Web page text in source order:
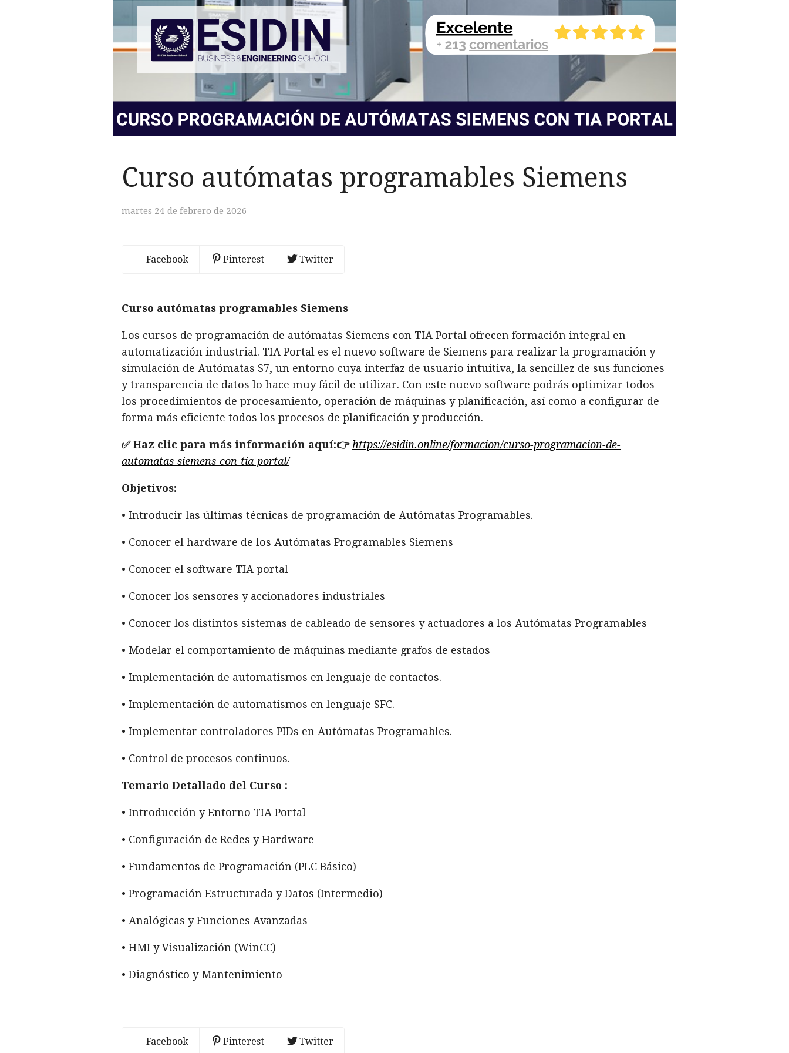
Curso autómatas programables Siemens
martes 24 de febrero de 2026
Facebook Pinterest Twitter
Curso autómatas programables Siemens
Los cursos de programación de autómatas Siemens con TIA Portal ofrecen formación integral en
automatización industrial. TIA Portal es el nuevo software de Siemens para realizar la programación y
simulación de Autómatas S7, un entorno cuya interfaz de usuario intuitiva, la sencillez de sus funciones
y transparencia de datos lo hace muy fácil de utilizar. Con este nuevo software podrás optimizar todos
los procedimientos de procesamiento, operación de máquinas y planificación, así como a configurar de
forma más eficiente todos los procesos de planificación y producción.
✅ Haz clic para más información aquí:👉 https://esidin.online/formacion/curso-programacion-de-
automatas-siemens-con-tia-portal/
Objetivos:
• Introducir las últimas técnicas de programación de Autómatas Programables.
• Conocer el hardware de los Autómatas Programables Siemens
• Conocer el software TIA portal
• Conocer los sensores y accionadores industriales
• Conocer los distintos sistemas de cableado de sensores y actuadores a los Autómatas Programables
• Modelar el comportamiento de máquinas mediante grafos de estados
• Implementación de automatismos en lenguaje de contactos.
• Implementación de automatismos en lenguaje SFC.
• Implementar controladores PIDs en Autómatas Programables.
• Control de procesos continuos.
Temario Detallado del Curso :
• Introducción y Entorno TIA Portal
• Configuración de Redes y Hardware
• Fundamentos de Programación (PLC Básico)
• Programación Estructurada y Datos (Intermedio)
• Analógicas y Funciones Avanzadas
• HMI y Visualización (WinCC)
• Diagnóstico y Mantenimiento
Facebook Pinterest Twitter